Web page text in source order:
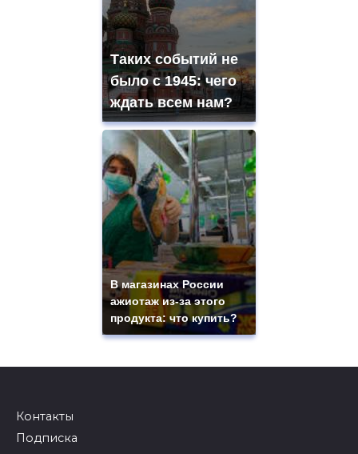
Таких событий не
было с 1945: чего
ждать всем нам?
В магазинах России
ажиотаж из-за этого
продукта: что купить?
Контакты
Подписка